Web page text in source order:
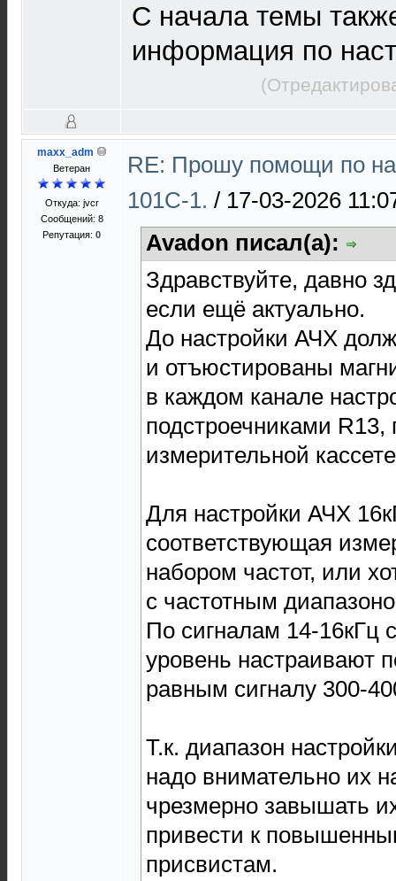
С начала темы
информация по
maxx_adm
Ветеран
Откуда: jvcr
Сообщений: 8
Репутация: 0
RE: Прошу помощи по
101С-1. / 17-03-2026
Avadon писал(а):
Здравствуйте, давно
если ещё актуально.
До настройки АЧХ
и отъюстированы
в каждом канале
подстроечниками R13,
измерительной
Для настройки АЧХ
соответствующая
набором частот, или
с частотным
По сигналам 14-16кГц
уровень настраивают
равным сигналу 300-
Т.к. диапазон
надо внимательно их
чрезмерно завышать
привести к
присвистам.